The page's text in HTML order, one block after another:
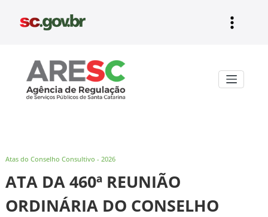
Atas do Conselho Consultivo - 2026
ATA DA 460ª REUNIÃO
ORDINÁRIA DO CONSELHO